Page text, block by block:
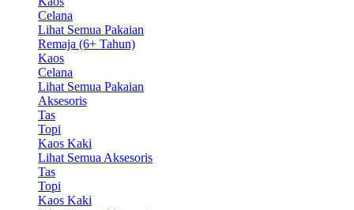
Celana
Lihat Semua Pakaian
Remaja (6+ Tahun)
Kaos
Celana
Lihat Semua Pakaian
Aksesoris
Tas
Topi
Kaos Kaki
Lihat Semua Aksesoris
Tas
Topi
Kaos Kaki